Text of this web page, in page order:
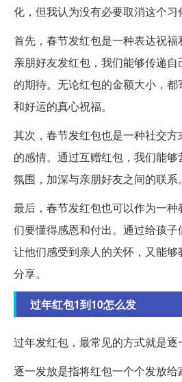
化，但我认为没有必要取消这个习
首先，春节发红包是一种表达祝
亲朋好友发红包，我们能够传递
的期待。无论红包的金额大小，
和好运的真心祝福。
其次，春节发红包也是一种社交
的感情。通过互赠红包，我们能
氛围，加深与亲朋好友之间的联系。
最后，春节发红包也可以作为一
们要懂得感恩和付出。通过给孩
让他们感受到亲人的关怀，又能
分享。
过年红包1到10怎么发
过年发红包，最常见的方式就是逐
逐一发放是指将红包一个个发放